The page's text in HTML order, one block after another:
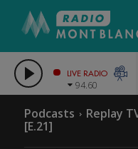
LES
GRAND
LIVE RADIO
94.60
Podcasts Replay
[E.21]